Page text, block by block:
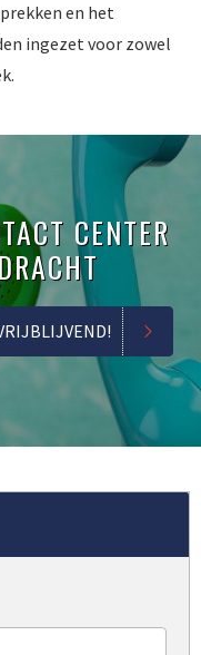
en het
ingezet voor zowel
CENTER